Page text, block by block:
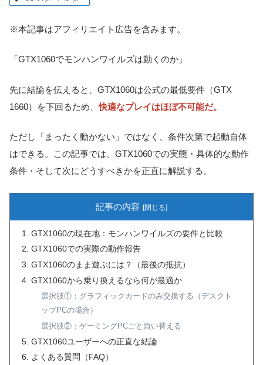
※本記事はアフィリエイト広告を含みます。
「GTX1060でモンハンワイルズは動くのか」
先に結論を伝えると、GTX1060は公式の最低要件（GTX
1660）を下回るため、快適なプレイはほぼ不可能だ。
ただし「まったく動かない」ではなく、条件次第で起動自体
はできる。この記事では、GTX1060での実態・具体的な動作
条件・そして次にどうすべきかを正直に解説する。
記事の内容
GTX1060の現在地：モンハンワイルズの要件と比較
GTX1060での実際の動作報告
GTX1060のまま遊ぶには？（最後の抵抗）
GTX1060から乗り換えるなら何が最適か
選択肢①：グラフィックカードのみ交換する（デスクト
ップPCの場合）
選択肢②：ゲーミングPCごと買い替える
GTX1060ユーザーへの正直な結論
よくある質問（FAQ）